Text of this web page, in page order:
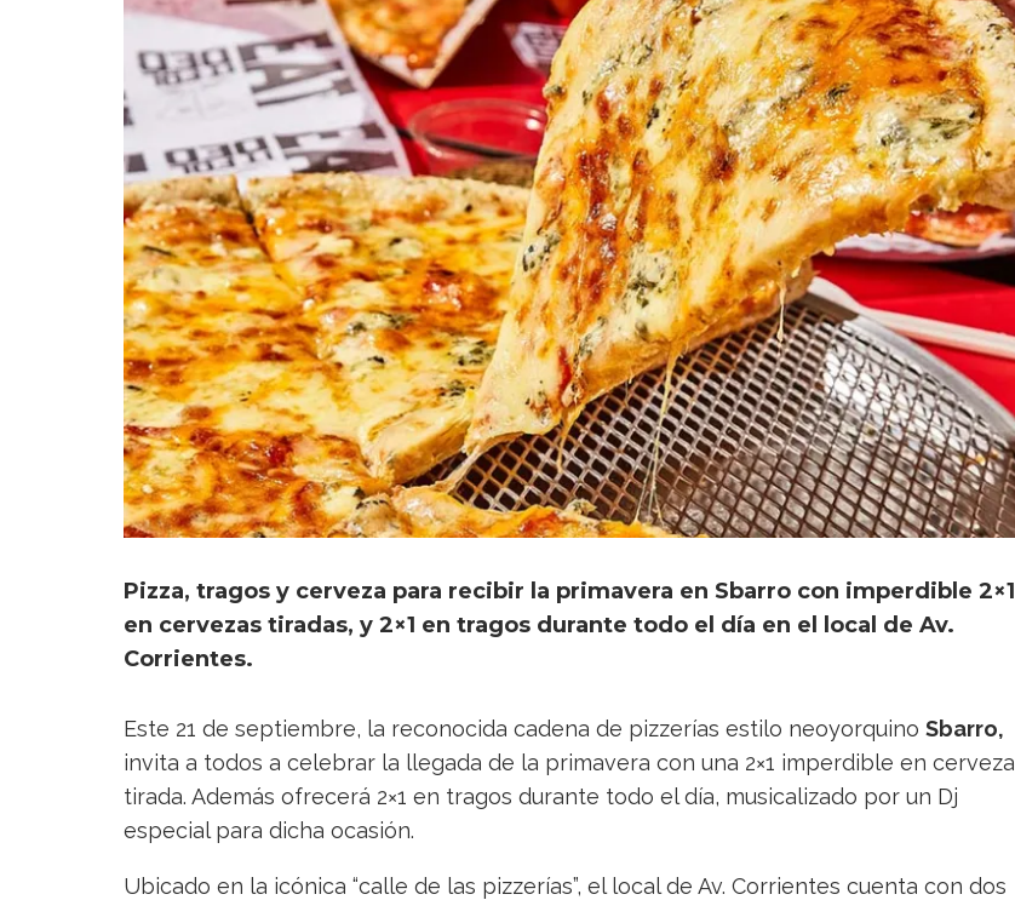
Pizza, tragos y cerveza para recibir la primavera en Sbarro con imperdible 2×1
en cervezas tiradas, y 2×1 en tragos durante todo el día en el local de Av.
Corrientes.
Este 21 de septiembre, la reconocida cadena de pizzerías estilo neoyorquino Sbarro,
invita a todos a celebrar la llegada de la primavera con una 2×1 imperdible en cerveza
tirada. Además ofrecerá 2×1 en tragos durante todo el día, musicalizado por un Dj
especial para dicha ocasión.
Ubicado en la icónica “calle de las pizzerías”, el local de Av. Corrientes cuenta con dos